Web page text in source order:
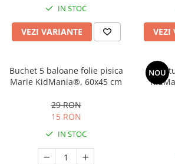
IN STOC
VEZI VARIANTE VEZI
Buchet 5 baloane folie pisica
Marie KidMania®, 60x45 cm
29 RON
15 RON
IN STOC
NOU